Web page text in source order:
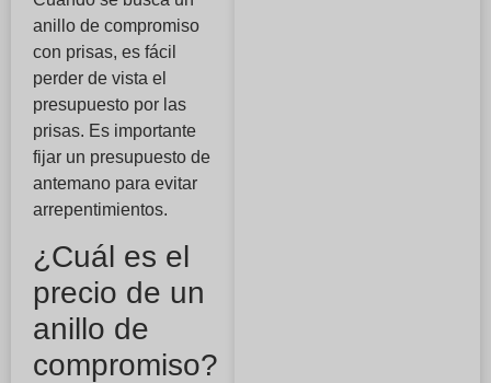
anillo de compromiso
con prisas, es fácil
perder de vista el
presupuesto por las
prisas. Es importante
fijar un presupuesto de
antemano para evitar
arrepentimientos.
¿Cuál es el
precio de un
anillo de
compromiso?